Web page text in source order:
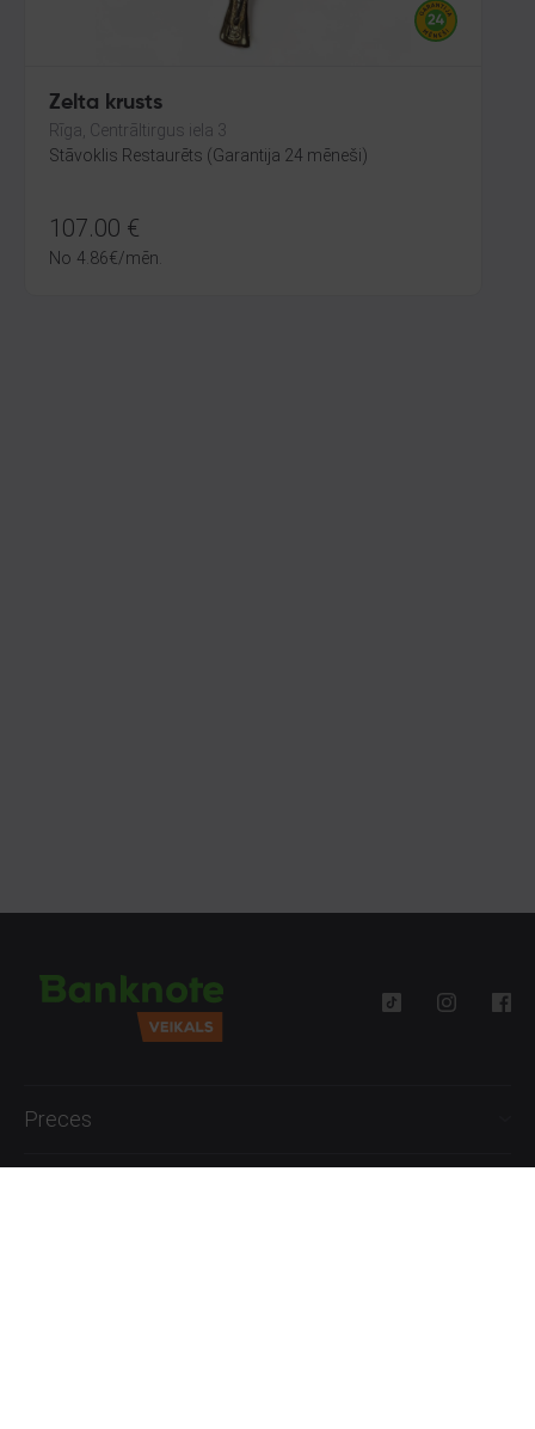
Zelta krusts
Rīga, Centrāltirgus iela 3
Stāvoklis Restaurēts (Garantija 24 mēneši)
107.00 €
No 4.86€/mēn.
Preces